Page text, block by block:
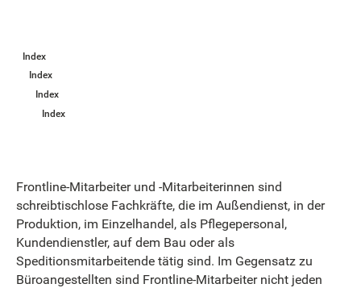
Index
Index
Index
Index
Frontline-Mitarbeiter und -Mitarbeiterinnen sind
schreibtischlose Fachkräfte, die im Außendienst, in der
Produktion, im Einzelhandel, als Pflegepersonal,
Kundendienstler, auf dem Bau oder als
Speditionsmitarbeitende tätig sind. Im Gegensatz zu
Büroangestellten sind Frontline-Mitarbeiter nicht jeden